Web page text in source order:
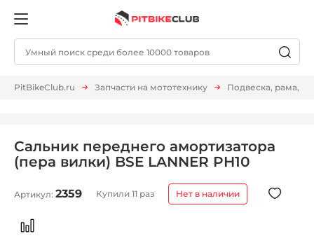
PitBikeClub.ru Запчасти на мототехнику Подвеска, рама,
Сальник переднего амортизатора
(пера вилки) BSE LANNER PH10
Артикул: 2359 Купили 11 раз Нет в наличии